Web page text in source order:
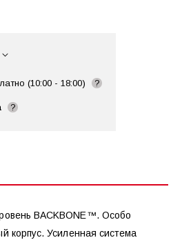
(10:00 - 18:00) ?
?
BACKBONE™. Особо
корпус. Усиленная система